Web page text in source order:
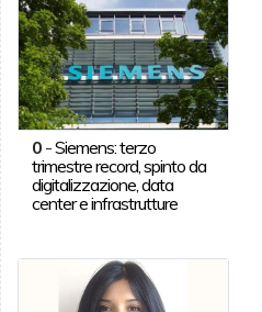
0-Siemens: terzo
trimestre record, spinto da
digitalizzazione, data
center e infrastrutture